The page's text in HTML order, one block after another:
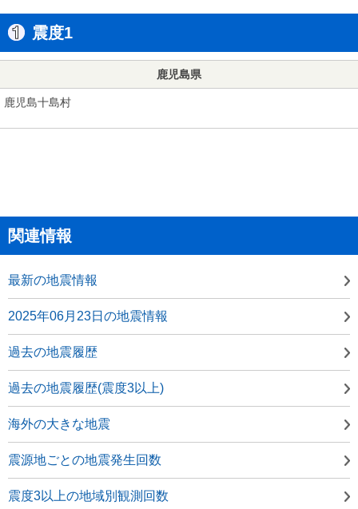
震度1
鹿児島県
鹿児島十島村
関連情報
最新の地震情報
2025年06月23日の地震情報
過去の地震履歴
過去の地震履歴(震度3以上)
海外の大きな地震
震源地ごとの地震発生回数
震度3以上の地域別観測回数